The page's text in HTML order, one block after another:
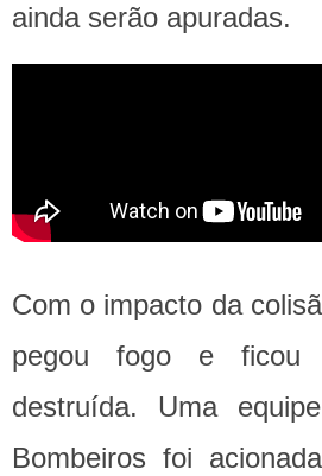
ainda serão apuradas.
Com o impacto da
pegou fogo e ficou
destruída. Uma
Bombeiros foi